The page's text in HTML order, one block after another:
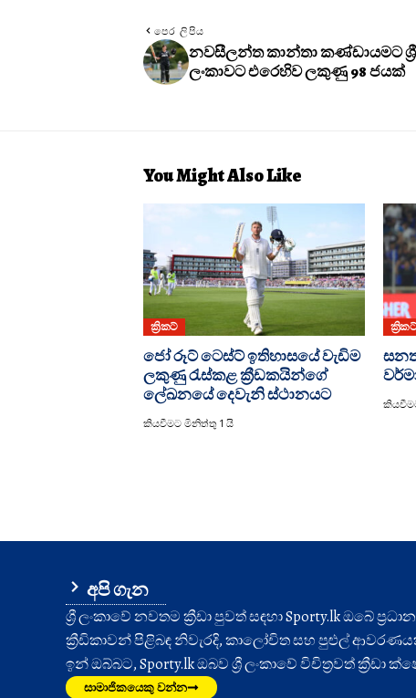
පෙර ලිපිය
නවසීලන්ත කාන්තා කණ්ඩායමට ශ්‍රී
ලංකාවට එරෙහිව ලකුණු 98 ජයක්
You Might Also Like
ක්‍රිකට්
ජෝ රූට් ටෙස්ට් ඉතිහාසයේ වැඩිම
ලකුණු රැස්කළ ක්‍රීඩකයින්ගේ
ලේඛනයේ දෙවැනි ස්ථානයට
කියවීමට මිනිත්තු 1 යි
අපි ගැන
ශ්‍රී ලංකාවේ නවතම ක්‍රීඩා පුවත් සඳහා Sporty.lk ඔබේ
ක්‍රීඩිකාවන් පිළිබඳ නිවැරදි, කාලෝචිත සහ පුළුල්
ඉන් ඔබ්බට, Sporty.lk ඔබව ශ්‍රී ලංකාවේ විචිත්‍රවත් ක්‍රීඩා
සාමාජිකයෙකු වන්න